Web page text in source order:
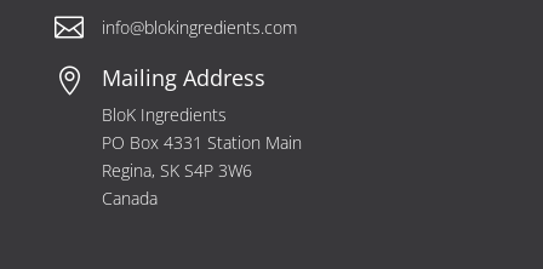
 info@blokingredients.com
 Mailing Address
BloK Ingredients
PO Box 4331 Station Main
Regina, SK S4P 3W6
Canada